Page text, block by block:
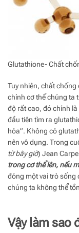
Glutathione- Chất
Tuy nhiên, chất
chính cơ thể chúng ta
độ rất cao, đó chính
đầu tiên tìm ra
hóa”. Không có
nên vô dụng. Trong
từ bây giờ) Jean
trong cơ thể lên, nếu
đóng một vai trò sống
chúng ta không thể
Vậy làm sao